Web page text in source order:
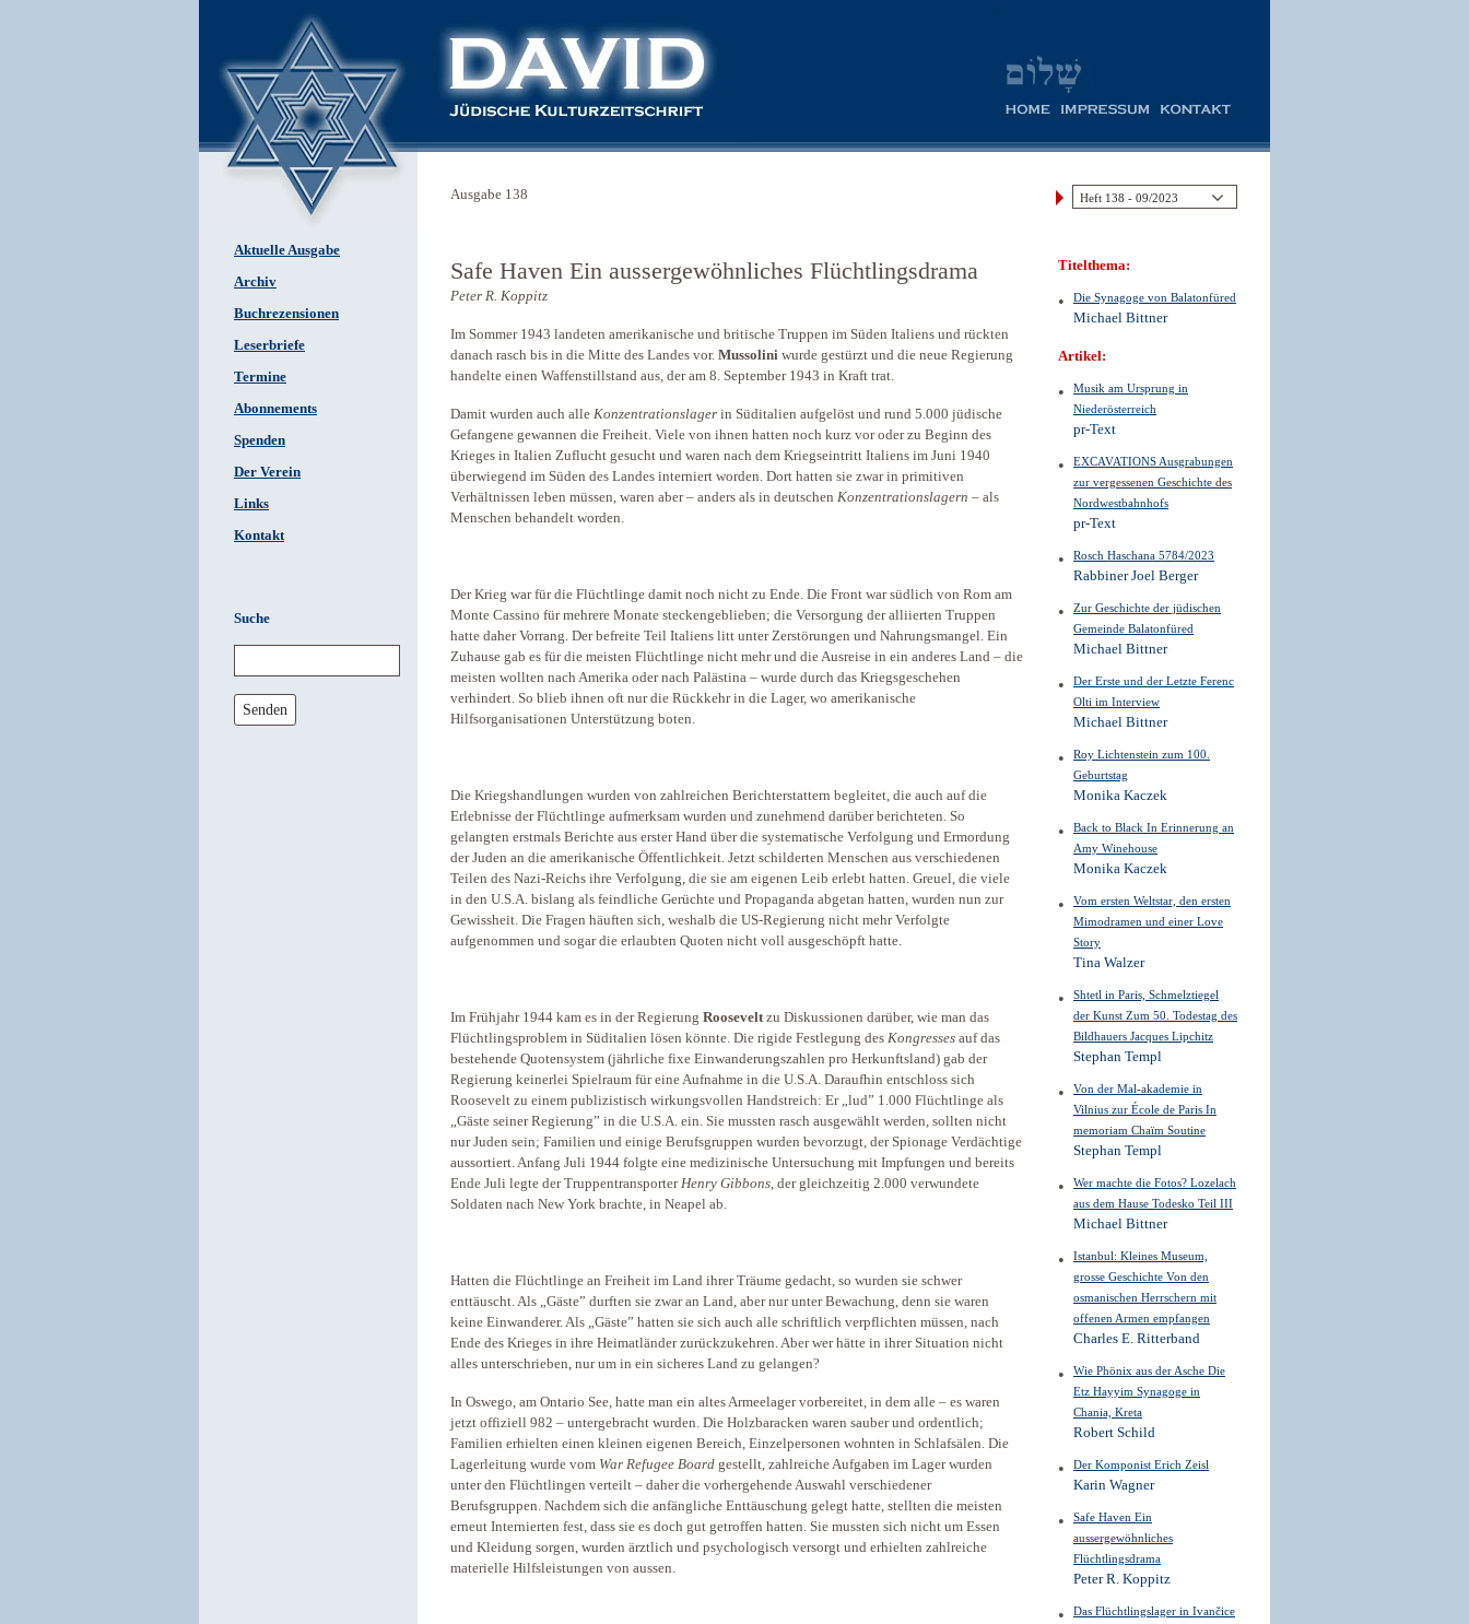
Aktuelle Ausgabe
Archiv
Buchrezensionen
Leserbriefe
Termine
Abonnements
Spenden
Der Verein
Links
Kontakt
Suche
Senden
Ausgabe 138
Safe Haven Ein aussergewöhnliches Flüchtlingsdrama
Peter R. Koppitz
Im Sommer 1943 landeten amerikanische und britische Truppen im Süden Italiens und rückten
danach rasch bis in die Mitte des Landes vor. Mussolini wurde gestürzt und die neue Regierung
handelte einen Waffenstillstand aus, der am 8. September 1943 in Kraft trat.
Damit wurden auch alle Konzentrationslager in Süditalien aufgelöst und rund 5.000 jüdische
Gefangene gewannen die Freiheit. Viele von ihnen hatten noch kurz vor oder zu Beginn des
Krieges in Italien Zuflucht gesucht und waren nach dem Kriegseintritt Italiens im Juni 1940
überwiegend im Süden des Landes interniert worden. Dort hatten sie zwar in primitiven
Verhältnissen leben müssen, waren aber – anders als in deutschen Konzentrationslagern – als
Menschen behandelt worden.
Der Krieg war für die Flüchtlinge damit noch nicht zu Ende. Die Front war südlich von Rom am
Monte Cassino für mehrere Monate steckengeblieben; die Versorgung der alliierten Truppen
hatte daher Vorrang. Der befreite Teil Italiens litt unter Zerstörungen und Nahrungsmangel. Ein
Zuhause gab es für die meisten Flüchtlinge nicht mehr und die Ausreise in ein anderes Land – die
meisten wollten nach Amerika oder nach Palästina – wurde durch das Kriegsgeschehen
verhindert. So blieb ihnen oft nur die Rückkehr in die Lager, wo amerikanische
Hilfsorganisationen Unterstützung boten.
Die Kriegshandlungen wurden von zahlreichen Berichterstattern begleitet, die auch auf die
Erlebnisse der Flüchtlinge aufmerksam wurden und zunehmend darüber berichteten. So
gelangten erstmals Berichte aus erster Hand über die systematische Verfolgung und Ermordung
der Juden an die amerikanische Öffentlichkeit. Jetzt schilderten Menschen aus verschiedenen
Teilen des Nazi-Reichs ihre Verfolgung, die sie am eigenen Leib erlebt hatten. Greuel, die viele
in den U.S.A. bislang als feindliche Gerüchte und Propaganda abgetan hatten, wurden nun zur
Gewissheit. Die Fragen häuften sich, weshalb die US-Regierung nicht mehr Verfolgte
aufgenommen und sogar die erlaubten Quoten nicht voll ausgeschöpft hatte.
Im Frühjahr 1944 kam es in der Regierung Rooseveltzu Diskussionen darüber, wie man das
Flüchtlingsproblem in Süditalien lösen könnte. Die rigide Festlegung des Kongresses auf das
bestehende Quotensystem (jährliche fixe Einwanderungszahlen pro Herkunftsland) gab der
Regierung keinerlei Spielraum für eine Aufnahme in die U.S.A. Daraufhin entschloss sich
Roosevelt zu einem publizistisch wirkungsvollen Handstreich: Er „lud” 1.000 Flüchtlinge als
„Gäste seiner Regierung” in die U.S.A. ein. Sie mussten rasch ausgewählt werden, sollten nicht
nur Juden sein; Familien und einige Berufsgruppen wurden bevorzugt, der Spionage Verdächtige
aussortiert. Anfang Juli 1944 folgte eine medizinische Untersuchung mit Impfungen und bereits
Ende Juli legte der TruppentransporterHenry Gibbons, der gleichzeitig 2.000 verwundete
Soldaten nach New York brachte, in Neapel ab.
Hatten die Flüchtlinge an Freiheit im Land ihrer Träume gedacht, so wurden sie schwer
enttäuscht. Als „Gäste” durften sie zwar an Land, aber nur unter Bewachung, denn sie waren
keine Einwanderer. Als „Gäste” hatten sie sich auch alle schriftlich verpflichten müssen, nach
Ende des Krieges in ihre Heimatländer zurückzukehren. Aber wer hätte in ihrer Situation nicht
alles unterschrieben, nur um in ein sicheres Land zu gelangen?
In Oswego, am Ontario See, hatte man ein altes Armeelager vorbereitet, in dem alle – es waren
jetzt offiziell 982 – untergebracht wurden. Die Holzbaracken waren sauber und ordentlich;
Familien erhielten einen kleinen eigenen Bereich, Einzelpersonen wohnten in Schlafsälen. Die
Lagerleitung wurde vom War Refugee Board gestellt, zahlreiche Aufgaben im Lager wurden
unter den Flüchtlingen verteilt – daher die vorhergehende Auswahl verschiedener
Berufsgruppen. Nachdem sich die anfängliche Enttäuschung gelegt hatte, stellten die meisten
erneut Internierten fest, dass sie es doch gut getroffen hatten. Sie mussten sich nicht um Essen
und Kleidung sorgen, wurden ärztlich und psychologisch versorgt und erhielten zahlreiche
materielle Hilfsleistungen von aussen.
Titelthema:
Die Synagoge von Balatonfüred
Michael Bittner
Artikel:
Musik am Ursprung in
Niederösterreich
pr-Text
EXCAVATIONS Ausgrabungen
zur vergessenen Geschichte des
Nordwestbahnhofs
pr-Text
Rosch Haschana 5784/2023
Rabbiner Joel Berger
Zur Geschichte der jüdischen
Gemeinde Balatonfüred
Michael Bittner
Der Erste und der Letzte Ferenc
Olti im Interview
Michael Bittner
Roy Lichtenstein zum 100.
Geburtstag
Monika Kaczek
Back to Black In Erinnerung an
Amy Winehouse
Monika Kaczek
Vom ersten Weltstar, den ersten
Mimodramen und einer Love
Story
Tina Walzer
Shtetl in Paris, Schmelztiegel
der Kunst Zum 50. Todestag des
Bildhauers Jacques Lipchitz
Stephan Templ
Von der Mal-akademie in
Vilnius zur École de Paris In
memoriam Chaïm Soutine
Stephan Templ
Wer machte die Fotos? Lozelach
aus dem Hause Todesko Teil III
Michael Bittner
Istanbul: Kleines Museum,
grosse Geschichte Von den
osmanischen Herrschern mit
offenen Armen empfangen
Charles E. Ritterband
Wie Phönix aus der Asche Die
Etz Hayyim Synagoge in
Chania, Kreta
Robert Schild
Der Komponist Erich Zeisl
Karin Wagner
Safe Haven Ein
aussergewöhnliches
Flüchtlingsdrama
Peter R. Koppitz
Das Flüchtlingslager in Ivančice